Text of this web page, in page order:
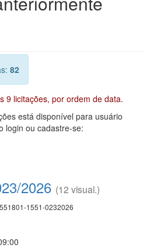
82
9 licitações, por ordem de data.
está disponível para usuário
login ou cadastre-se:
2026 (12 visual.)
1551-0232026